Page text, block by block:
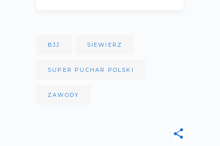
BJJ SIEWIERZ
SUPER PUCHAR POLSKI
ZAWODY